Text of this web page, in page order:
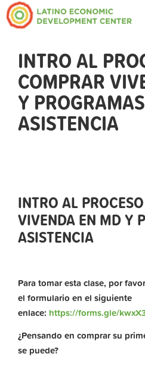
INTRO AL
COMPRAR
Y
ASISTENCIA
INTRO AL
VIVENDA EN MD Y
ASISTENCIA
Para tomar esta clase, por
el formulario en el siguiente
enlace: https://forms.gle/
¿Pensando en comprar su
se puede?